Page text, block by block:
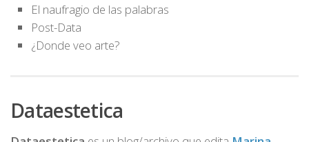
El naufragio de las palabras
Post-Data
¿Donde veo arte?
Dataestetica